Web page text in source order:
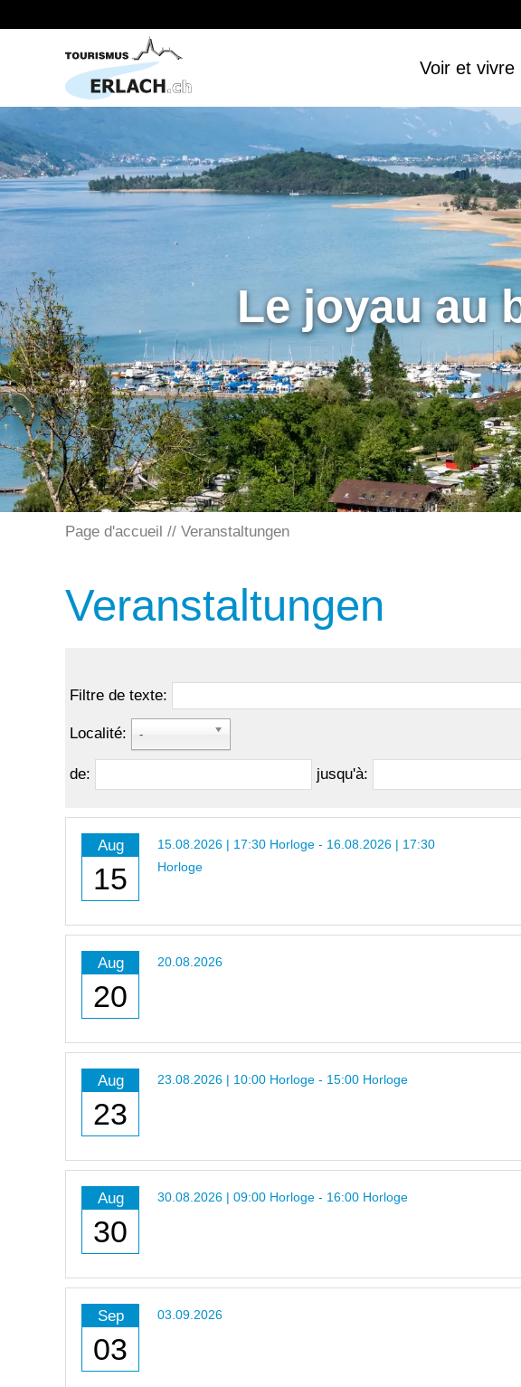
Voir et vivre
Le joyau au
Page d'accueil Veranstaltungen
Veranstaltungen
Filtre de texte:
Localité: -
de: jusqu'à:
Aug
15
15.08.2026 | 17:30 Horloge - 16.08.2026 | 17:30
Horloge
Aug
20
20.08.2026
Aug
23
23.08.2026 | 10:00 Horloge - 15:00 Horloge
Aug
30
30.08.2026 | 09:00 Horloge - 16:00 Horloge
Sep
03
03.09.2026